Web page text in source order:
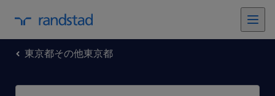
東京都その他東京都